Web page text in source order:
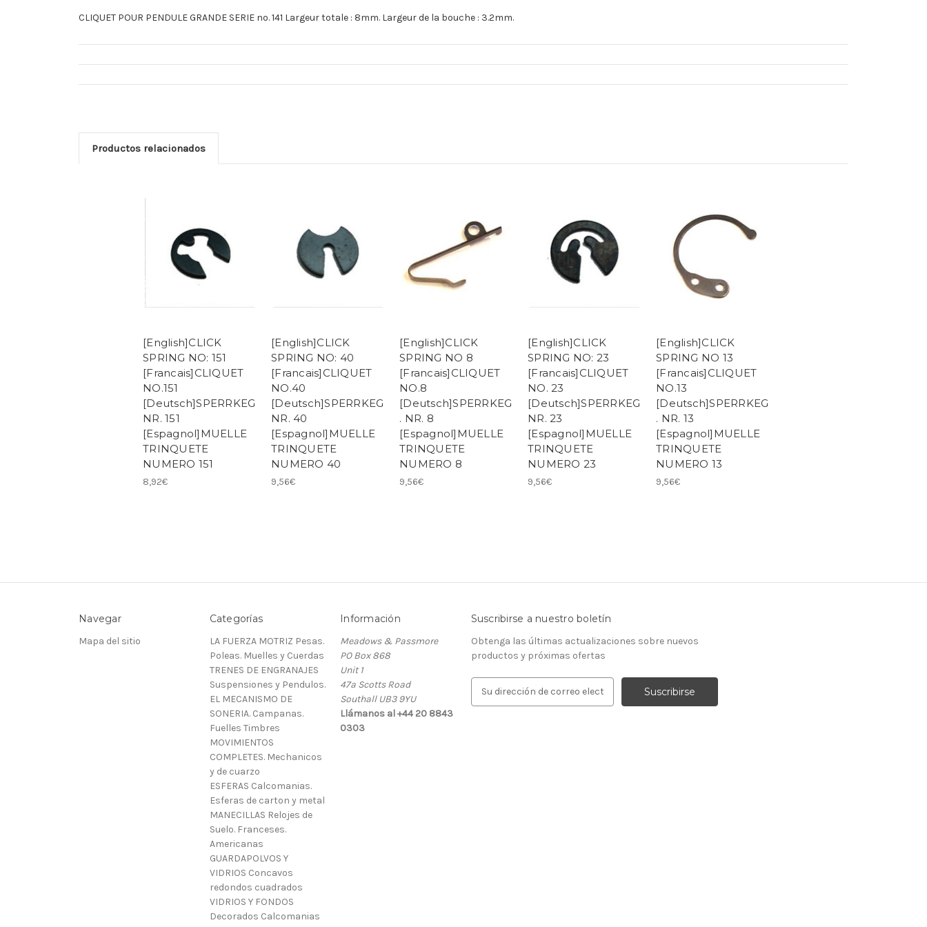
CLIQUET POUR PENDULE GRANDE SERIE no. 141 Largeur totale : 8mm. Largeur de la bouche : 3.2mm.
Productos relacionados
[English]CLICK
SPRING NO: 151
[Francais]CLIQUET
NO.151
[Deutsch]SPERRKEG
NR. 151
[Espagnol]MUELLE
TRINQUETE
NUMERO 151
8,92€
[English]CLICK
SPRING NO: 40
[Francais]CLIQUET
NO.40
[Deutsch]SPERRKEG
NR. 40
[Espagnol]MUELLE
TRINQUETE
NUMERO 40
9,56€
[English]CLICK
SPRING NO 8
[Francais]CLIQUET
NO.8
[Deutsch]SPERRKEG
. NR. 8
[Espagnol]MUELLE
TRINQUETE
NUMERO 8
9,56€
[English]CLICK
SPRING NO: 23
[Francais]CLIQUET
NO. 23
[Deutsch]SPERRKEG
NR. 23
[Espagnol]MUELLE
TRINQUETE
NUMERO 23
9,56€
[English]CLICK
SPRING NO 13
[Francais]CLIQUET
NO.13
[Deutsch]SPERRKEG
. NR. 13
[Espagnol]MUELLE
TRINQUETE
NUMERO 13
9,56€
Navegar
Mapa del sitio
Categorías
LA FUERZA MOTRIZ Pesas.
Poleas. Muelles y Cuerdas
TRENES DE ENGRANAJES
Suspensiones y Pendulos.
EL MECANISMO DE
SONERIA. Campanas.
Fuelles Timbres
MOVIMIENTOS
COMPLETES. Mechanicos
y de cuarzo
ESFERAS Calcomanias.
Esferas de carton y metal
MANECILLAS Relojes de
Suelo. Franceses.
Americanas
GUARDAPOLVOS Y
VIDRIOS Concavos
redondos cuadrados
VIDRIOS Y FONDOS
Decorados Calcomanias
Información
Meadows & Passmore
PO Box 868
Unit 1
47a Scotts Road
Southall UB3 9YU
Llámanos al +44 20 8843
0303
Suscribirse a nuestro boletín
Obtenga las últimas actualizaciones sobre nuevos
productos y próximas ofertas